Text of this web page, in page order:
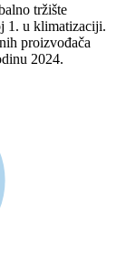
tržište
1. u klimatizaciji.
proizvođača
2024.